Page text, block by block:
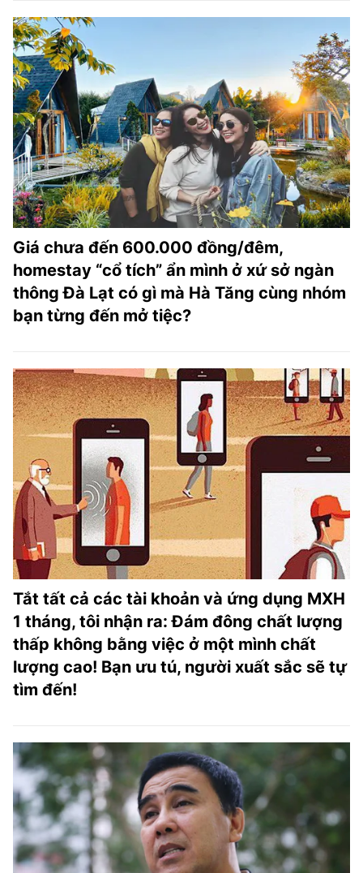
Giá chưa đến 600.000 đồng/đêm,
homestay “cổ tích” ẩn mình ở xứ sở ngàn
thông Đà Lạt có gì mà Hà Tăng cùng nhóm
bạn từng đến mở tiệc?
Tắt tất cả các tài khoản và ứng dụng MXH
1 tháng, tôi nhận ra: Đám đông chất lượng
thấp không bằng việc ở một mình chất
lượng cao! Bạn ưu tú, người xuất sắc sẽ tự
tìm đến!